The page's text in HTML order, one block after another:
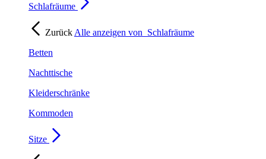
Schlafräume
Zurück Alle anzeigen von Schlafräume
Betten
Nachttische
Kleiderschränke
Kommoden
Sitze